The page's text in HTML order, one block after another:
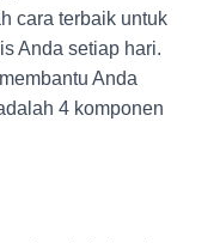
cara terbaik untuk
Anda setiap hari.
Anda
4 komponen